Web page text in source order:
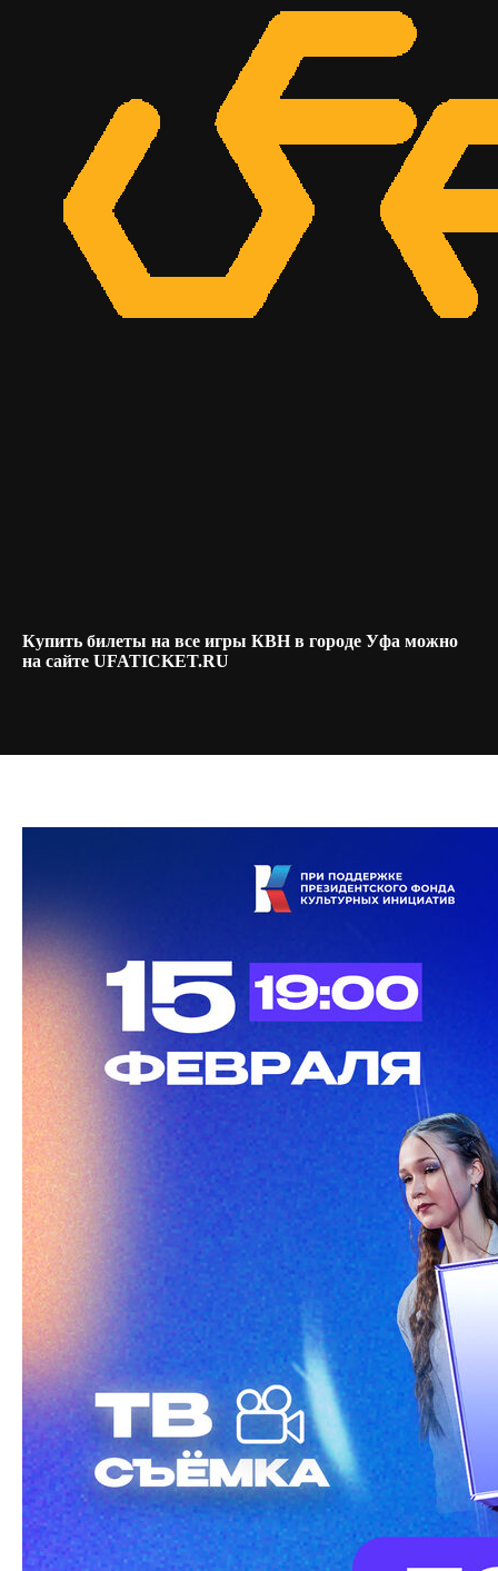
Купить билеты на все игры КВН в городе Уфа можно
на сайте UFATICKET.RU